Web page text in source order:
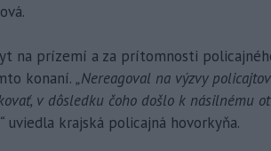
na prízemí a za prítomnosti
konaní. „Nereagoval na výzvy
v dôsledku čoho došlo k násilnému
uviedla krajská policajná hovorkyňa.